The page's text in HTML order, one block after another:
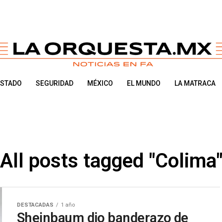
SEGURIDAD MÉXICO EL MUNDO LA MATRACA
All posts tagged "Colima"
DESTACADAS 1 año
Sheinbaum dio banderazo de